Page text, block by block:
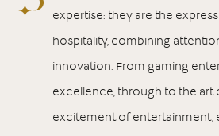
expertise: they are the
hospitality, combining
innovation. From gaming
excellence, through to the art
excitement of entertainment,